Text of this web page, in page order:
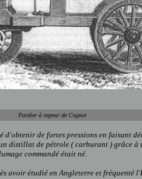
Fardier à vapeur de Cugnot
d'obtenir de fortes pressions en faisant
distillat de pétrole ( carburant ) grâce à
commandé était né.
avoir étudié en Angleterre et fréquenté